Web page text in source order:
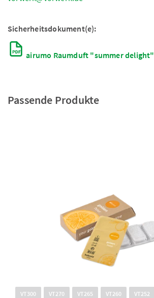
Sicherheitsdokument(e):
airumo Raumduft "summer delight"
Passende Produkte
VT300 VT270 VT265 VT260 VT252